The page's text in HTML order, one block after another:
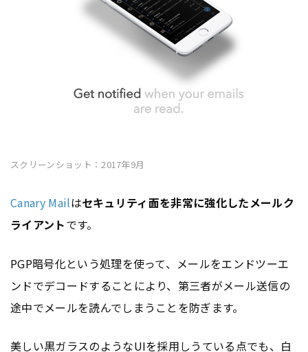
スクリーンショット：2017年9月
Canary Mailはセキュリティ面を非常に強化したメールク
ライアントです。
PGP暗号化という処理を使って、メールをエンドツーエ
ンドでデコードすることにより、第三者がメール送信の
途中でメールを読んでしまうことを防ぎます。
美しい黒ガラスのようなUIを採用しうている点でも、白